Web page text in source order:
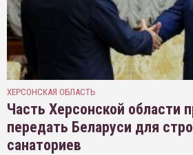
ХЕРСОНСКАЯ ОБЛАСТЬ
Часть Херсонской области
передать Беларуси для
санаториев